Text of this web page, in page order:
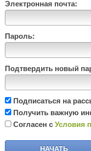
Электронная почта:
Пароль:
Подтвердить новый
Подписаться на
Получить важную
Согласен сУсловия
НАЧАТЬ